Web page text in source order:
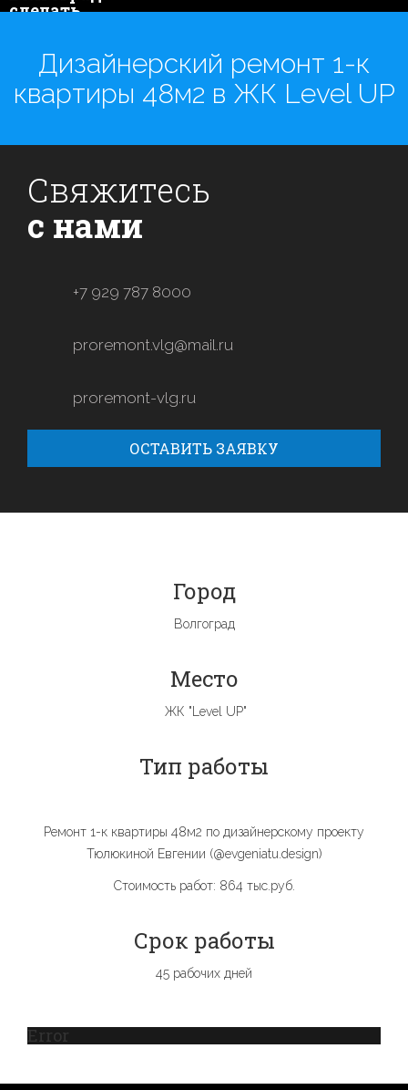
Дизайнерский ремонт 1-к
квартиры 48м2 в ЖК Level UP
Свяжитесь
с нами
+7 929 787 8000
proremont.vlg@mail.ru
proremont-vlg.ru
ОСТАВИТЬ ЗАЯВКУ
Город
Волгоград
Место
ЖК "Level UP"
Тип работы
Ремонт 1-к квартиры 48м2 по дизайнерскому проекту
Тюлюкиной Евгении (@evgeniatu.design)
Стоимость работ: 864 тыс.руб.
Срок работы
45 рабочих дней
Error